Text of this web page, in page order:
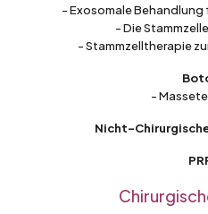
- Exosomale Behandlung
- Die
- Stammzelltherapie
-
Nicht-